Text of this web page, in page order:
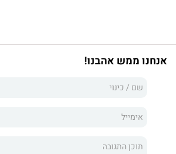
תלמיד ישיבה ולוחם חטיבת
באהבת עולם, דגן
מתלבטים אם לקרוא לו על שמו של דגן, חבר
למסע עומק לחקר זהותם, חלומותיהם ותפיסות
אנחנו ממש אהבנו!